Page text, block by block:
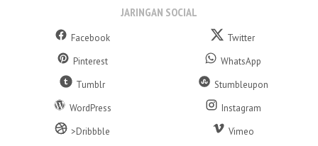
JARINGAN SOCIAL
Facebook
Twitter
Pinterest
WhatsApp
Tumblr
Stumbleupon
WordPress
Instagram
>Dribbble
Vimeo